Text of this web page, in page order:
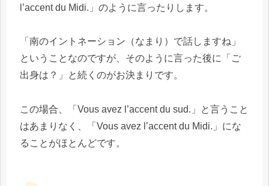
l’accent du Midi.」のように言ったりします。
「南のイントネーション（なまり）で話しますね」
ということなのですが、そのように言った後に「ご
出身は？」と続くのがお決まりです。
この場合、「Vous avez l’accent du sud.」と言うこと
はあまりなく、「Vous avez l’accent du Midi.」にな
ることがほとんどです。